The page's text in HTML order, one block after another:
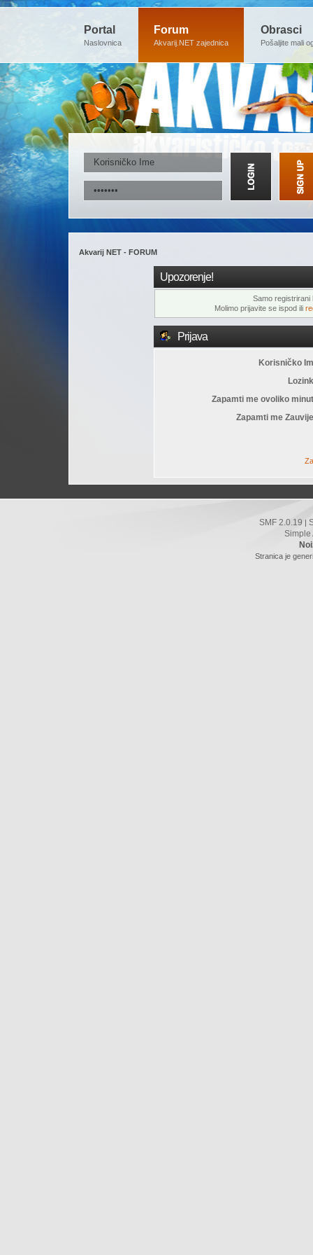
Portal
Naslovnica
Forum
Akvarij.NET zajednica
Obrasci
Pošaljite mali
Akvarij NET - FORUM
Upozorenje!
Samo registrirani
Molimo prijavite se ispod ili
Prijava
Korisničko
Zapamti me ovoliko
Zapamti me
SMF 2.0.19
Simple
Stranica je